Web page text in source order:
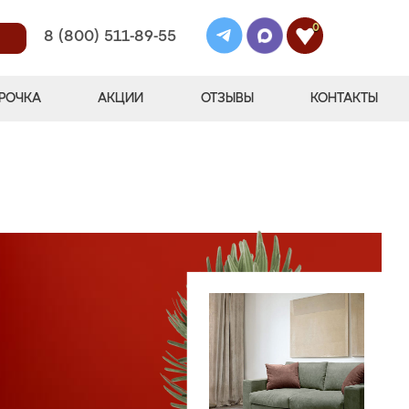
8 (800) 511-89-55
0
АКЦИИ ОТЗЫВЫ КОНТАКТЫ